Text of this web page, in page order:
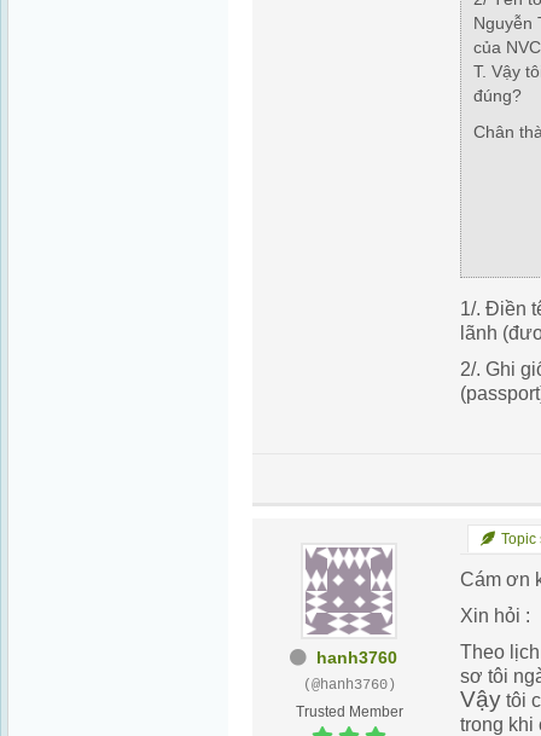
Nguyễn
của
T. Vậy
đúng?
Chân
1/. Điền
lãnh
2/. Ghi
hanh3760
(@hanh3760)
Trusted Member
Topic
Cám ơn
Xin hỏi :
Theo
sơ tôi
Vậy tôi
trong khi